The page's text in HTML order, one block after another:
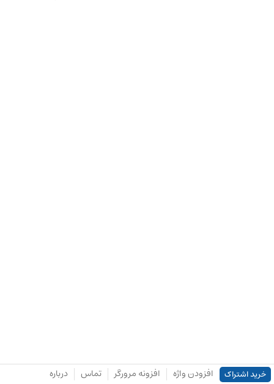
خرید اشتراک افزودن واژه افزونه مرورگر تماس درباره